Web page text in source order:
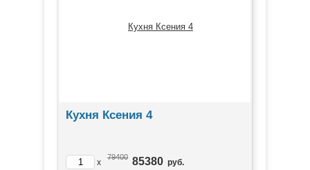
Кухня Ксения 4
x
79400 85380 руб.